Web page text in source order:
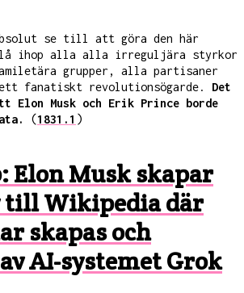
se till att göra den här
Slå ihop alla alla irreguljära styrkor
grupper, alla partisaner
fanatiskt revolutionsögarde. Det
Elon Musk och Erik Prince borde
(1831.1 )
Elon Musk skapar
Wikipedia där
skapas och
AI-systemet Grok